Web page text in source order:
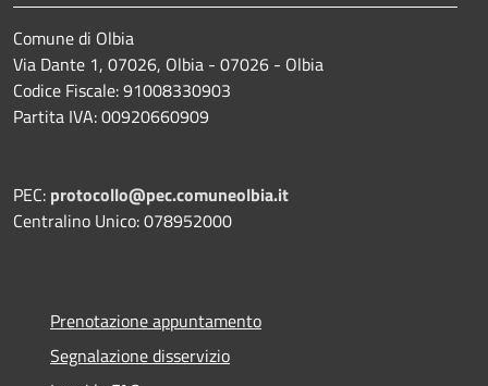
Comune di Olbia
Via Dante 1, 07026, Olbia - 07026 - Olbia
Codice Fiscale: 91008330903
Partita IVA: 00920660909
PEC: protocollo@pec.comuneolbia.it
Centralino Unico: 078952000
Prenotazione appuntamento
Segnalazione disservizio